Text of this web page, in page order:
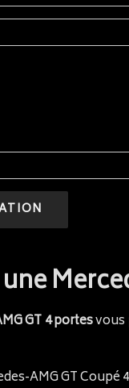
GT 4 portesvous
AMG GT